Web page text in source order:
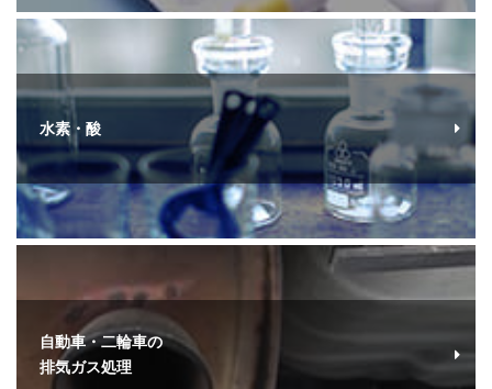
水素・酸
自動車・二輪車の
排気ガス処理